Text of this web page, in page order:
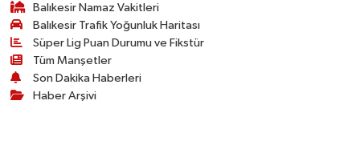
Balıkesir Namaz Vakitleri
Balıkesir Trafik Yoğunluk Haritası
Süper Lig Puan Durumu ve Fikstür
Tüm Manşetler
Son Dakika Haberleri
Haber Arşivi